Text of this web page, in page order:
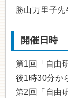
勝山万里子先
開催日時
第1回「自由
後1時30分か
第2回「自由